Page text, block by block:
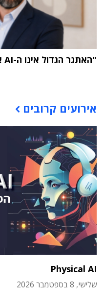
"האתגר הגדול אינו ה-AI אלא הטמעתה בארגון"
אירועים קרובים
Physical AI
שלישי, 8 בספטמבר 2026